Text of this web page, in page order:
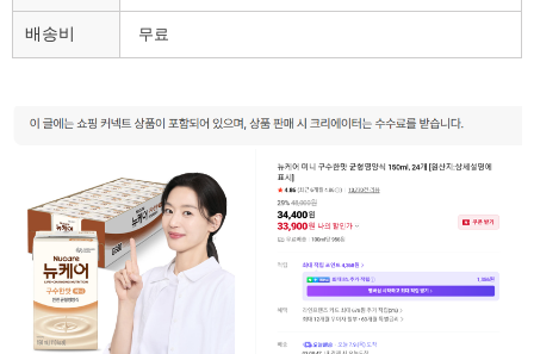
배송비 무료